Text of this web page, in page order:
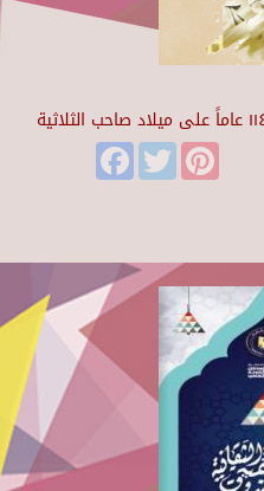
FacebookTwitter